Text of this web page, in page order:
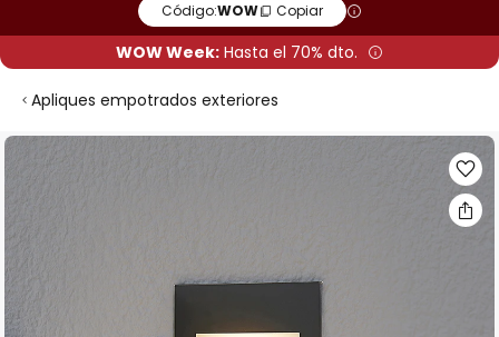
Código:WOW Copiar
WOW Week: Hasta el 70% dto.
Apliques empotrados exteriores
Saltar
al
final
de
la
galería
de